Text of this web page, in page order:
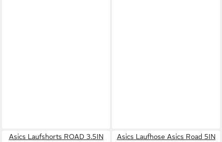
Asics Laufshorts ROAD 3.5IN Asics Laufhose Asics Road 5IN